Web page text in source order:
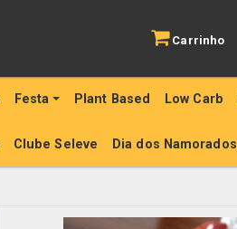
Carrinho
Festa Plant Based Low Carb
Clube Seleve Dia dos Namorados